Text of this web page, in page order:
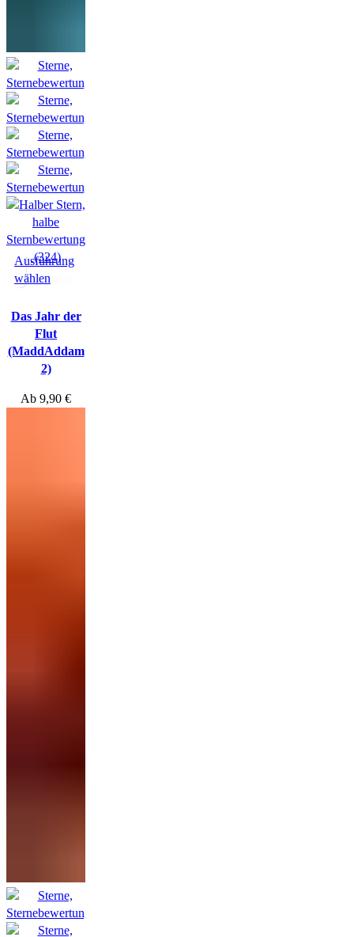
(324)
Hörprobe
Ausführung
wählen
Das Jahr der
Flut
(MaddAddam
2)
Ab 9,90 €